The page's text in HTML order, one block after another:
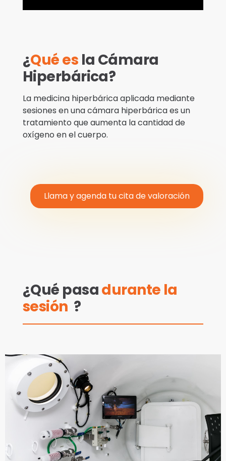
¿Qué es la Cámara
Hiperbárica?
La medicina hiperbárica aplicada mediante
sesiones en una cámara hiperbárica es un
tratamiento que aumenta la cantidad de
oxígeno en el cuerpo.
Llama y agenda tu cita de valoración
¿Qué pasadurante la
sesión ?